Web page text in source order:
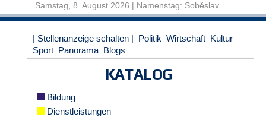
e
n
|
e
Samstag, 8. August 2026 | Namenstag: Soběslav
| Stellenanzeige schalten | Politik Wirtschaft Kultur
Sport Panorama Blogs
KATALOG
Bildung
Dienstleistungen